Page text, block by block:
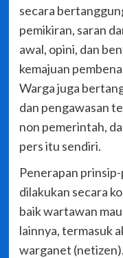
secara
pemikiran, saran
awal, opini, dan
kemajuan
Warga juga
dan pengawasan
non pemerintah,
pers itu sendiri.
Penerapan
dilakukan secara
baik wartawan
lainnya, termasuk
warganet